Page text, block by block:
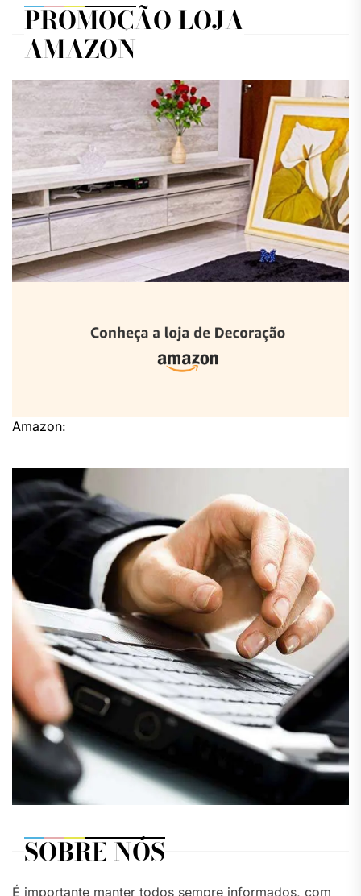
PROMOÇÃO LOJA
AMAZON
Amazon:
SOBRE NÓS
É importante manter todos sempre informados, com